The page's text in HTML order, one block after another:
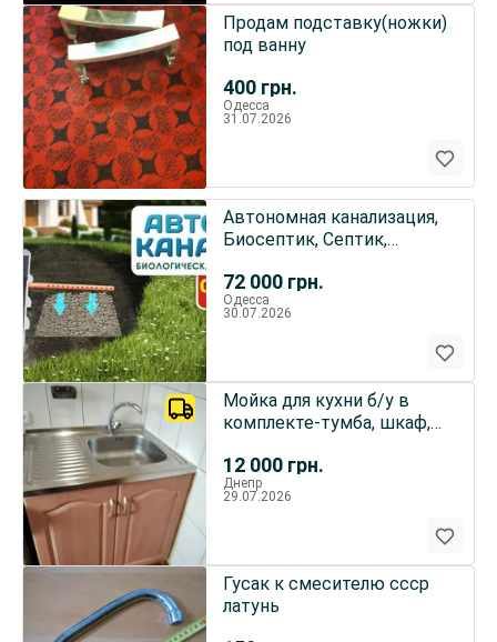
400 грн.
Продам подставку(ножки)
под ванну
Одесса
31.07.2026
72 000 грн.
Автономная канализация,
Биосептик, Септик,
Сепараторы
Одесса
30.07.2026
12 000 грн.
Мойка для кухни б/у в
комплекте-тумба, шкаф,
Днепр
29.07.2026
Гусак к смесителю ссср
латунь